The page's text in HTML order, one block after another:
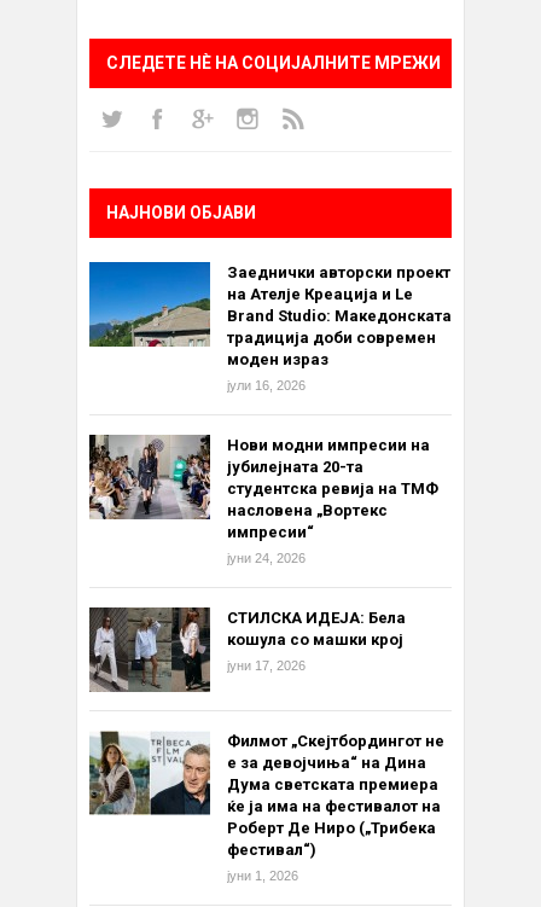
СЛЕДЕТЕ НÈ НА СОЦИЈАЛНИТЕ МРЕЖИ
НАЈНОВИ ОБЈАВИ
Заеднички авторски проект
на Ателје Креација и Le
Brand Studio: Македонската
традиција доби современ
моден израз
јули 16, 2026
Нови модни импресии на
јубилејната 20-та
студентска ревија на ТМФ
насловена „Вортекс
импресии“
јуни 24, 2026
СТИЛСКА ИДЕЈА: Бела
кошула со машки крој
јуни 17, 2026
Филмот „Скејтбордингот не
е за девојчиња“ на Дина
Дума светската премиера
ќе ја има на фестивалот на
Роберт Де Ниро („Трибека
фестивал“)
јуни 1, 2026